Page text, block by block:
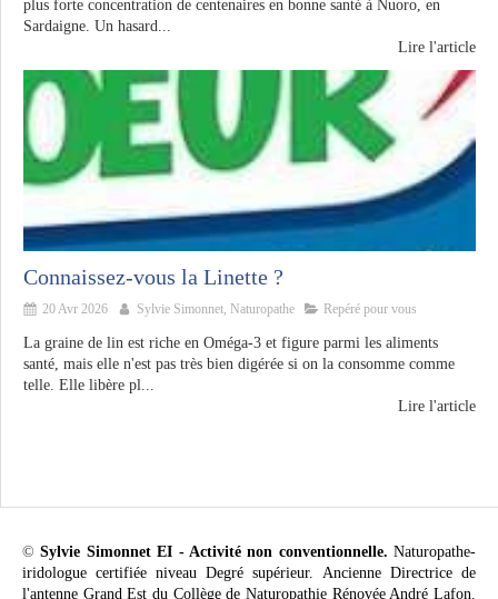
plus forte concentration de centenaires en bonne santé à Nuoro, en
Sardaigne. Un hasard...
Lire l'article
Connaissez-vous la Linette ?
20 Avr 2026 Sylvie Simonnet, Naturopathe Repéré pour vous
La graine de lin est riche en Oméga-3 et figure parmi les aliments
santé, mais elle n'est pas très bien digérée si on la consomme comme
telle. Elle libère pl...
Lire l'article
©Sylvie Simonnet EI - Activité non conventionnelle. Naturopathe-
iridologue certifiée niveau Degré supérieur. Ancienne Directrice de
l'antenne Grand Est du Collège de Naturopathie Rénovée André Lafon.